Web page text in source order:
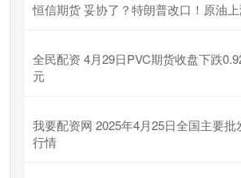
恒信期货 妥协了？特朗普改口！原油
全民配资 4月29日PVC期货收盘下跌
元
我要配资网 2025年4月25日全国主要批
行情